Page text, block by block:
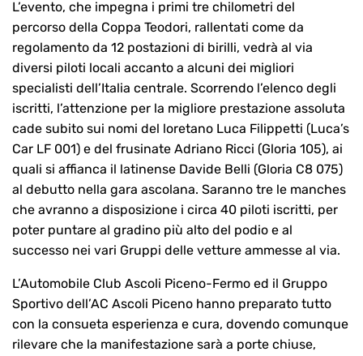
L’evento, che impegna i primi tre chilometri del
percorso della Coppa Teodori, rallentati come da
regolamento da 12 postazioni di birilli, vedrà al via
diversi piloti locali accanto a alcuni dei migliori
specialisti dell’Italia centrale. Scorrendo l’elenco degli
iscritti, l’attenzione per la migliore prestazione assoluta
cade subito sui nomi del loretano Luca Filippetti (Luca’s
Car LF 001) e del frusinate Adriano Ricci (Gloria 105), ai
quali si affianca il latinense Davide Belli (Gloria C8 075)
al debutto nella gara ascolana. Saranno tre le manches
che avranno a disposizione i circa 40 piloti iscritti, per
poter puntare al gradino più alto del podio e al
successo nei vari Gruppi delle vetture ammesse al via.
L’Automobile Club Ascoli Piceno-Fermo ed il Gruppo
Sportivo dell’AC Ascoli Piceno hanno preparato tutto
con la consueta esperienza e cura, dovendo comunque
rilevare che la manifestazione sarà a porte chiuse,